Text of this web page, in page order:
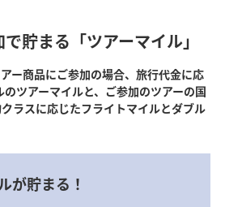
貯まる「ツアーマイル」
ー商品にご参加の場合、旅行代金に応
ツアーマイルと、ご参加のツアーの国
ラスに応じたフライトマイルとダブル
が貯まる！